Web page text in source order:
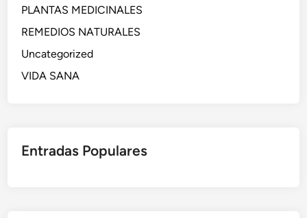
PLANTAS MEDICINALES
REMEDIOS NATURALES
Uncategorized
VIDA SANA
Entradas Populares